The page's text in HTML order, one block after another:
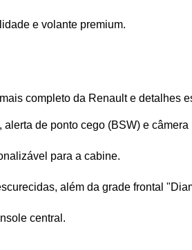
e volante premium.
completo da Renault e detalhes
de ponto cego (BSW) e câmera
para a cabine.
além da grade frontal
central.